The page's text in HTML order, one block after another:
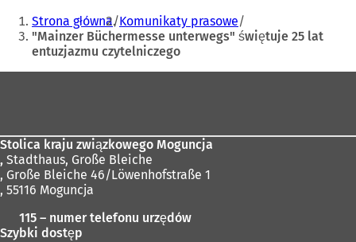
Jesteś
tutaj:
Strona główna Komunikaty prasowe
"Mainzer Büchermesse unterwegs" świętuje 25 lat
entuzjazmu czytelniczego
Stolica kraju związkowego Moguncja
, Stadthaus, Große Bleiche
, Große Bleiche 46/Löwenhofstraße 1
, 55116 Moguncja
115 – numer telefonu urzędów
Szybki dostęp